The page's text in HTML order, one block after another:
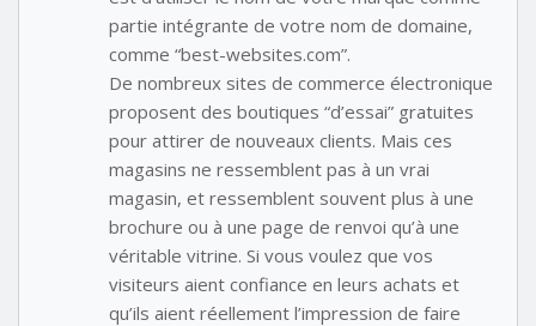
partie intégrante de votre nom de domaine,
comme “best-websites.com”.
De nombreux sites de commerce électronique
proposent des boutiques “d’essai” gratuites
pour attirer de nouveaux clients. Mais ces
magasins ne ressemblent pas à un vrai
magasin, et ressemblent souvent plus à une
brochure ou à une page de renvoi qu’à une
véritable vitrine. Si vous voulez que vos
visiteurs aient confiance en leurs achats et
qu’ils aient réellement l’impression de faire